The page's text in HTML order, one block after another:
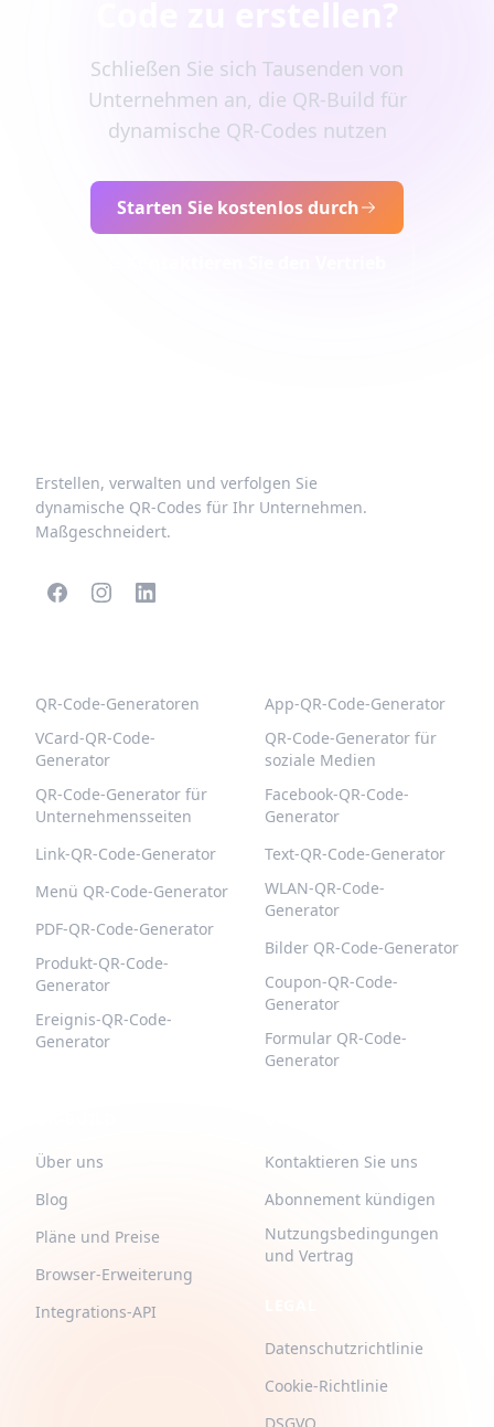
Schließen Sie sich Tausenden von
Unternehmen an, die QR-Build für
dynamische QR-Codes nutzen
Starten Sie kostenlos durch
Erstellen, verwalten und verfolgen Sie
dynamische QR-Codes für Ihr Unternehmen.
Maßgeschneidert.
QR-Code-Generatoren
VCard-QR-Code-
Generator
QR-Code-Generator für
Unternehmensseiten
Link-QR-Code-Generator
Menü QR-Code-Generator
PDF-QR-Code-Generator
Produkt-QR-Code-
Generator
Ereignis-QR-Code-
Generator
App-QR-Code-Generator
QR-Code-Generator für
soziale Medien
Facebook-QR-Code-
Generator
Text-QR-Code-Generator
WLAN-QR-Code-
Generator
Bilder QR-Code-Generator
Coupon-QR-Code-
Generator
Formular QR-Code-
Generator
Über uns
Blog
Pläne und Preise
Browser-Erweiterung
Integrations-API
Kontaktieren Sie uns
Abonnement kündigen
Nutzungsbedingungen
und Vertrag
Datenschutzrichtlinie
Cookie-Richtlinie